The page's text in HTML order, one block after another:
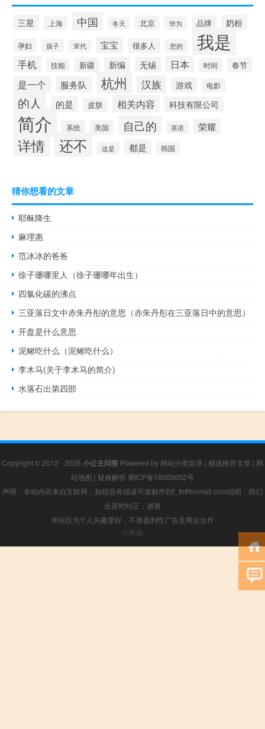
三星 上海 中国 冬天 北京 华为 品牌 奶粉
孕妇 孩子 宋代 宝宝 很多人 您的 我是
手机 技能 新疆 新编 无锡 日本 时间 春节
是一个 服务队 杭州 汉族 游戏 电影
的人 的是 皮肤 相关内容 科技有限公司
简介 系统 美国 自己的 英语 荣耀
详情 还不 这是 都是 韩国
猜你想看的文章
耶稣降生
麻理惠
范冰冰的爸爸
徐子珊哪里人（徐子珊哪年出生）
四氯化碳的沸点
三亚落日文中赤朱丹彤的意思（赤朱丹彤在三亚落日中的意思）
开盘是什么意思
泥鳅吃什么（泥鳅吃什么）
李木马(关于李木马的简介)
水落石出第四部
Copyright © 2012 - 2026 小公主问答 Powered by 网站分类目录 | 精选推荐文章 | 网
站地图 | 疑难解答 蜀ICP备18005652号
声明：本站内容来自互联网，如信息有错误可发邮件到f_fb#foxmail.com说明，我们
会及时纠正，谢谢
本站仅为个人兴趣爱好，不接盈利性广告及商业合作
小男孩